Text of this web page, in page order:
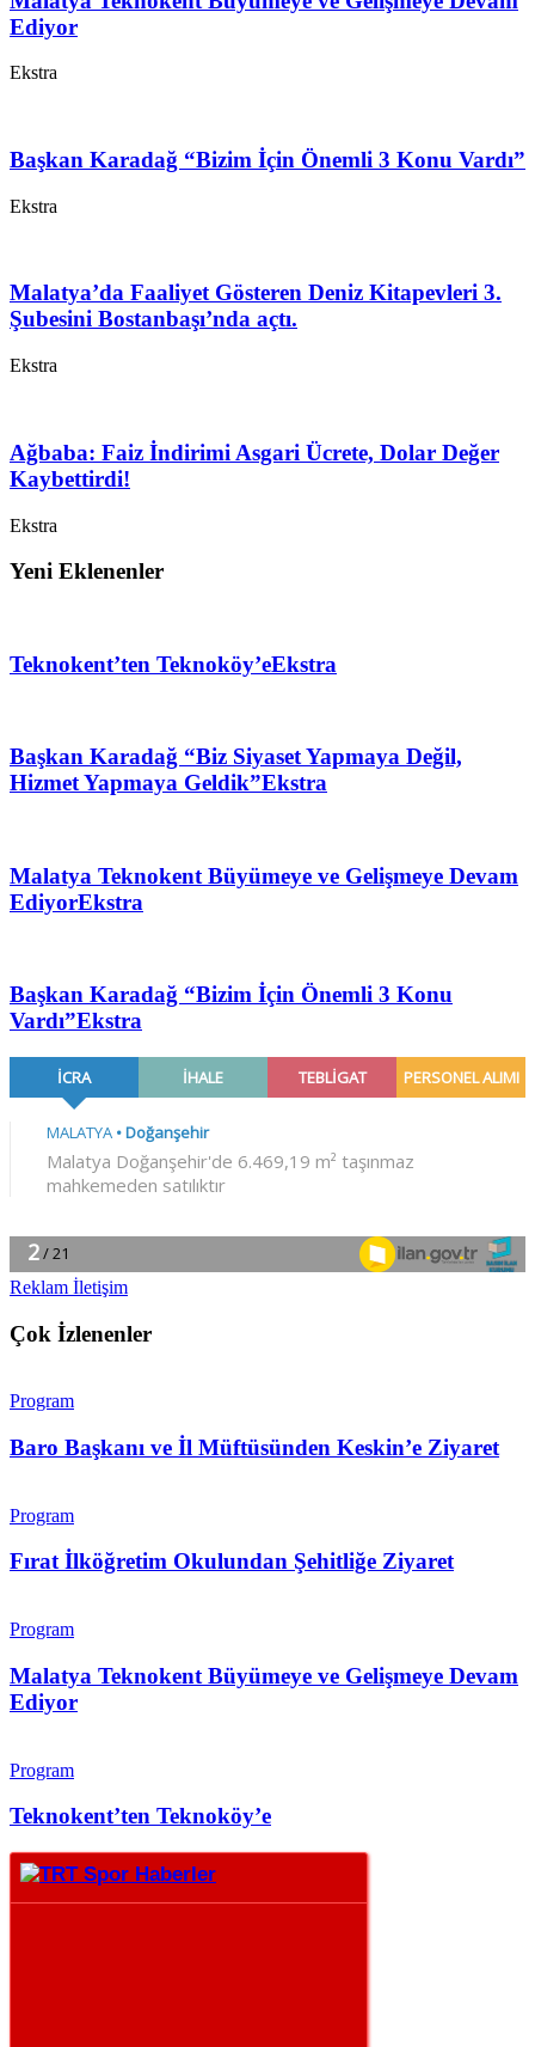
Ediyor
Ekstra
Başkan Karadağ “Bizim İçin Önemli 3 Konu Vardı”
Ekstra
Malatya’da Faaliyet Gösteren Deniz Kitapevleri 3.
Şubesini Bostanbaşı’nda açtı.
Ekstra
Ağbaba: Faiz İndirimi Asgari Ücrete, Dolar Değer
Kaybettirdi!
Ekstra
Yeni Eklenenler
Teknokent’ten Teknoköy’eEkstra
Başkan Karadağ “Biz Siyaset Yapmaya Değil,
Hizmet Yapmaya Geldik”Ekstra
Malatya Teknokent Büyümeye ve Gelişmeye Devam
EdiyorEkstra
Başkan Karadağ “Bizim İçin Önemli 3 Konu
Vardı”Ekstra
Reklam İletişim
Çok İzlenenler
Program
Baro Başkanı ve İl Müftüsünden Keskin’e Ziyaret
Program
Fırat İlköğretim Okulundan Şehitliğe Ziyaret
Program
Malatya Teknokent Büyümeye ve Gelişmeye Devam
Ediyor
Program
Teknokent’ten Teknoköy’e